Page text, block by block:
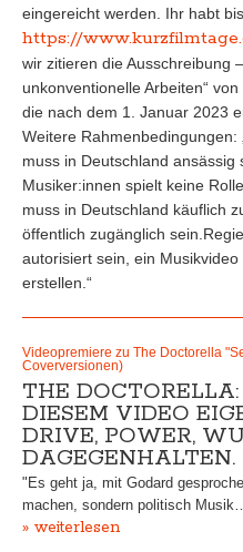
eingereicht werden. Ihr habt
https://
wir zitieren die Ausschreibung
unkonventionelle Arbeiten“
die nach dem 1. Januar 2023
Weitere Rahmenbedingungen:
muss in Deutschland ansässig
Musiker:innen spielt keine
muss in Deutschland käuflich
öffentlich zugänglich
autorisiert sein, ein
erstellen.“
Videopremiere zu The Doctorella
Coverversionen)
THE DOCTORELLA:
DIESEM VIDEO
DRIVE, POWER,
DAGEGENHALTEN.
"Es geht ja, mit Godard
machen, sondern politisch
» weiterlesen